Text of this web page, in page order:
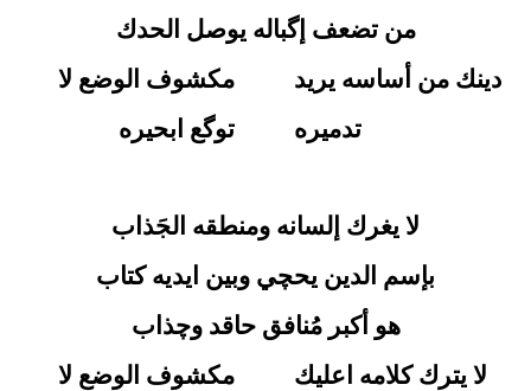
من تضعف إگباله يوصل الحدك
دينك من أساسه يريد
تدميره
مكشوف الوضع لا
توگع ابحيره
لا يغرك إلسانه ومنطقه الجَذاب
بإسم الدين يحچي وبين ايديه كتاب
هو أكبر مُنافق حاقد وچذاب
لا يترك كلامه اعليك
مكشوف الوضع لا